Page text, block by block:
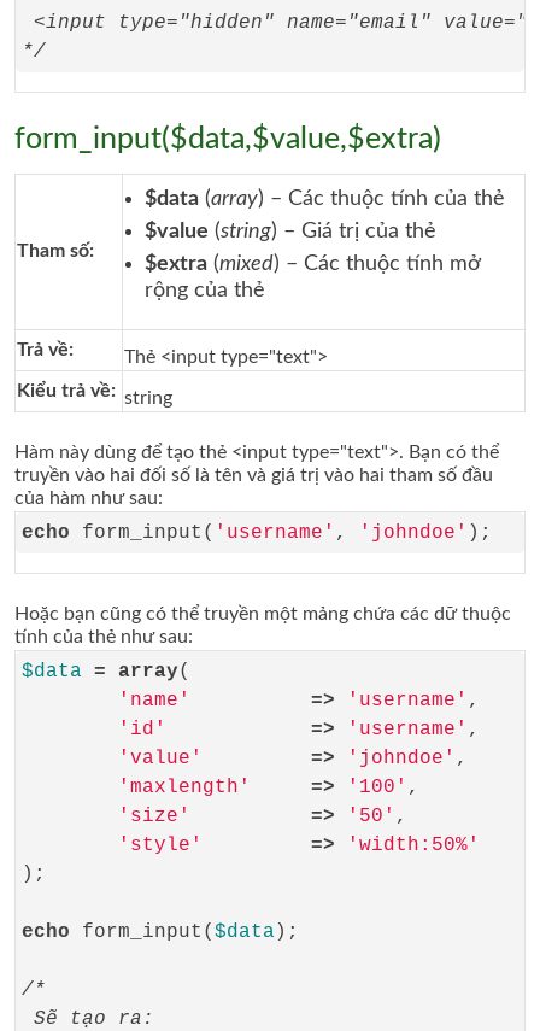
<input type="hidden" name="email"
*/
form_input($data,$value,$extra)
Tham số:
$data(array) – Các thuộc tính của thẻ
$value (string) – Giá trị của thẻ
$extra(mixed) – Các thuộc tính mở
rộng của thẻ
Trả về:
Thẻ <input type="text">
Kiểu trả về: string
Hàm này dùng để tạo thẻ <input type="text">. Bạn có thể
truyền vào hai đối số là tên và giá trị vào hai tham số đầu
của hàm như sau:
echo form_input( 'username' , 'johndoe'
Hoặc bạn cũng có thể truyền một mảng chứa các dữ thuộc
tính của thẻ như sau:
$data = array(
'name'
=> 'username' ,
'id'
=> 'username' ,
'value'
=> 'johndoe' ,
'maxlength'
=> '100' ,
'size'
=> '50' ,
'style'
=>
'width:50%'
);
echo form_input( $data );
/*
Sẽ tạo ra: